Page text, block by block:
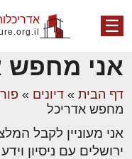
☰
אני מחפש
דף הבית » דיונים »
מחפש אדריכל
אני מעוניין לקבל
ירושלים עם ניסיון